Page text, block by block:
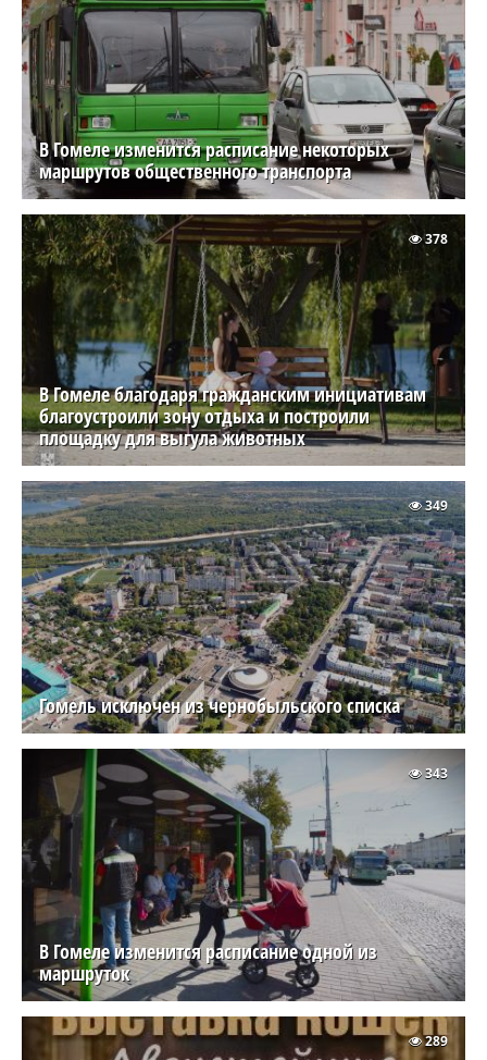
В Гомеле изменится расписание некоторых
маршрутов общественного транспорта
В Гомеле благодаря гражданским инициативам
благоустроили зону отдыха и построили
площадку для выгула животных
378
Гомель исключен из чернобыльского списка
349
В Гомеле изменится расписание одной из
маршруток
343
289